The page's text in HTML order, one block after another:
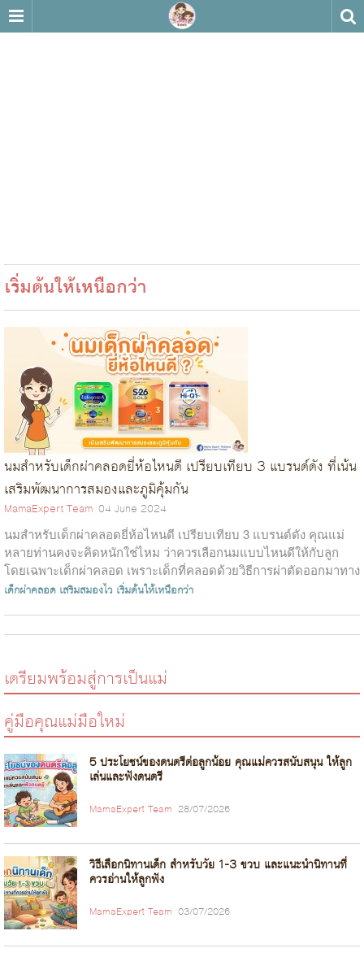
เริ่มต้นให้เหนือกว่า
นมสำหรับเด็กผ่าคลอดยี่ห้อไหนดี เปรียบเทียบ 3 แบรนด์ดัง ที่เน้น
เสริมพัฒนาการสมองและภูมิคุ้มกัน
MamaExpert Team 04 June 2024
นมสำหรับเด็กผ่าคลอดยี่ห้อไหนดี เปรียบเทียบ 3 แบรนด์ดัง คุณแม่
หลายท่านคงจะคิดหนักใช่ไหม ว่าควรเลือกนมแบบไหนดีให้กับลูก
โดยเฉพาะเด็กผ่าคลอด เพราะเด็กที่คลอดด้วยวิธีการผ่าตัดออกมาทาง
หน้าท้องจะมีความต้...
เด็กผ่าคลอด เสริมสมองไว เริ่มต้นให้เหนือกว่า
เตรียมพร้อมสู่การเป็นแม่
คู่มือคุณแม่มือใหม่
5 ประโยชน์ของดนตรีต่อลูกน้อย คุณแม่ควรสนับสนุน ให้ลูก
เล่นและฟังดนตรี
MamaExpert Team 28/07/2026
วิธีเลือกนิทานเด็ก สำหรับวัย 1-3 ขวบ และแนะนำนิทานที่
ควรอ่านให้ลูกฟัง
MamaExpert Team 03/07/2026